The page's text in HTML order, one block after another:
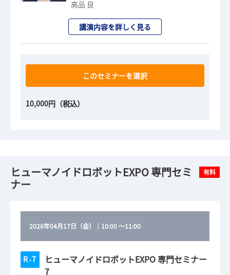
高品 良
講演内容を詳しく見る
このセミナーを選択
10,000円（税込）
ヒューマノイドロボットEXPO 専門セミ
ナー
有料
2026年04月17日（金） ｜ 10:00～11:00
R-7
ヒューマノイドロボットEXPO 専門セミナー
7